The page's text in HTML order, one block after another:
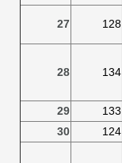
27 128
28 134
29 133
30
124